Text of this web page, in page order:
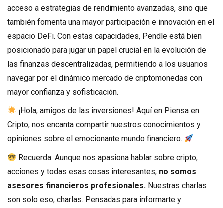
acceso a estrategias de rendimiento avanzadas, sino que
también fomenta una mayor participación e innovación en el
espacio DeFi. Con estas capacidades, Pendle está bien
posicionado para jugar un papel crucial en la evolución de
las finanzas descentralizadas, permitiendo a los usuarios
navegar por el dinámico mercado de criptomonedas con
mayor confianza y sofisticación.
¡Hola, amigos de las inversiones! Aquí en Piensa en
Cripto, nos encanta compartir nuestros conocimientos y
opiniones sobre el emocionante mundo financiero.
Recuerda: Aunque nos apasiona hablar sobre cripto,
acciones y todas esas cosas interesantes, no somos
asesores financieros profesionales. Nuestras charlas
son solo eso, charlas. Pensadas para informarte y